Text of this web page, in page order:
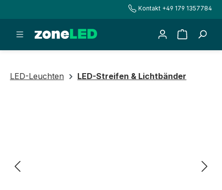
Kontakt +49 179 1357784
LED-Leuchten LED-Streifen & Lichtbänder